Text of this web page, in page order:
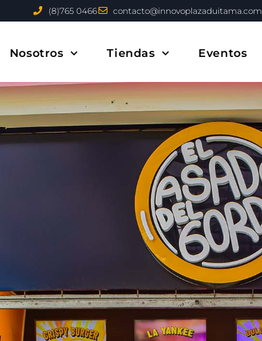
(8)765 0466 contacto@innovoplazaduitama.com
Nosotros Tiendas Eventos